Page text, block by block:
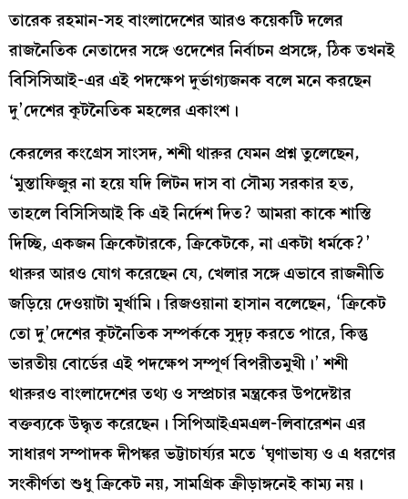
তারেক রহমান-সহ বাংলাদেশের আরও কয়েকটি দলের
রাজনৈতিক নেতাদের সঙ্গে ওদেশের নির্বাচন প্রসঙ্গে, ঠিক তখনই
বিসিসিআই-এর এই পদক্ষেপ দুর্ভাগ্যজনক বলে মনে করছেন
দু’দেশের কূটনৈতিক মহলের একাংশ।
কেরলের কংগ্রেস সাংসদ, শশী থারুর যেমন প্রশ্ন তুলেছেন,
‘মুস্তাফিজুর না হয়ে যদি লিটন দাস বা সৌম্য সরকার হত,
তাহলে বিসিসিআই কি এই নির্দেশ দিত? আমরা কাকে শাস্তি
দিচ্ছি, একজন ক্রিকেটারকে, ক্রিকেটকে, না একটা ধর্মকে?’
থারুর আরও যোগ করেছেন যে, খেলার সঙ্গে এভাবে রাজনীতি
জড়িয়ে দেওয়াটা মূর্খামি। রিজওয়ানা হাসান বলেছেন, ‘ক্রিকেট
তো দু’দেশের কূটনৈতিক সম্পর্ককে সুদৃঢ় করতে পারে, কিন্তু
ভারতীয় বোর্ডের এই পদক্ষেপ সম্পূর্ণ বিপরীতমুখী।’ শশী
থারুরও বাংলাদেশের তথ্য ও সম্প্রচার মন্ত্রকের উপদেষ্টার
বক্তব্যকে উদ্ধৃত করেছেন। সিপিআইএমএল-লিবারেশন এর
সাধারণ সম্পাদক দীপঙ্কর ভট্টাচার্য্যর মতে ‘ঘৃণাভাষ‍্য ও এ ধরণের
সংকীর্ণতা শুধু ক্রিকেট নয়, সামগ্রিক ক্রীড়াঙ্গনেই কাম‍্য নয়।